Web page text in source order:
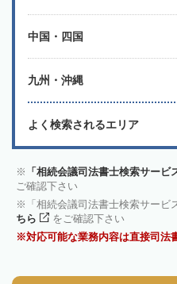
中国・四国
九州・沖縄
よく検索されるエリア
「相続会議司法書士検索サー
ご確認下さい
「相続会議司法書士検索サー
ちら
をご確認下さい
対応可能な業務内容は直接司法